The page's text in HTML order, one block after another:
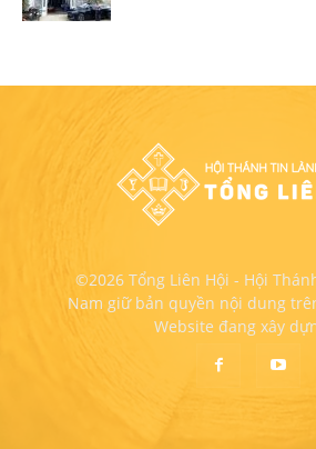
©2026 Tổng Liên Hội - Hội
Nam giữ bản quyền nội dung
Website đang xây